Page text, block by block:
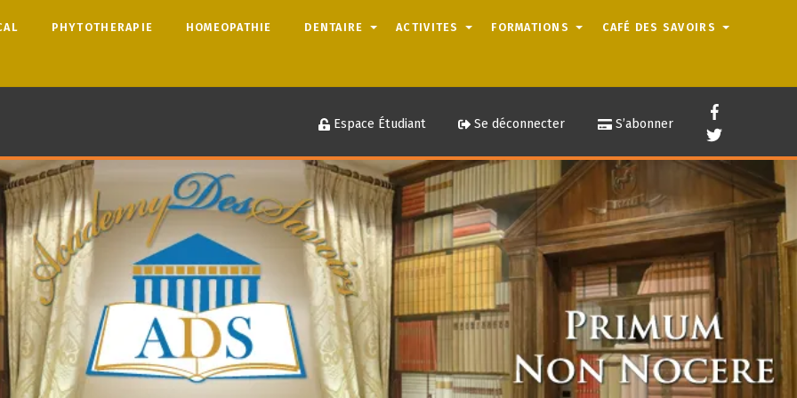
PHYTOTHERAPIE HOMEOPATHIE DENTAIRE ACTIVITES FORMATIONS CAFÉ DES SAVOIRS
Espace Étudiant Se déconnecter S’abonner